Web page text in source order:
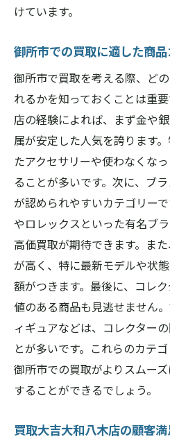
けています。
御所市での買取に適した商
御所市で買取を考える際、ど
れるかを知っておくことは重
店の経験によれば、まず金や
属が安定した人気を誇ります
たアクセサリーや使わなくな
ることが多いです。次に、ブ
が認められやすいカテゴリー
やロレックスといった有名ブ
高価買取が期待できます。ま
が高く、特に最新モデルや状
額がつきます。最後に、コレ
値のある商品も見逃せません
ィギュアなどは、コレクター
とが多いです。これらのカテ
御所市での買取がよりスムー
することができるでしょう。
買取大吉大和八木店の顧客